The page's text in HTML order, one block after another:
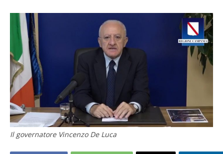
Il governatore Vincenzo De Luca